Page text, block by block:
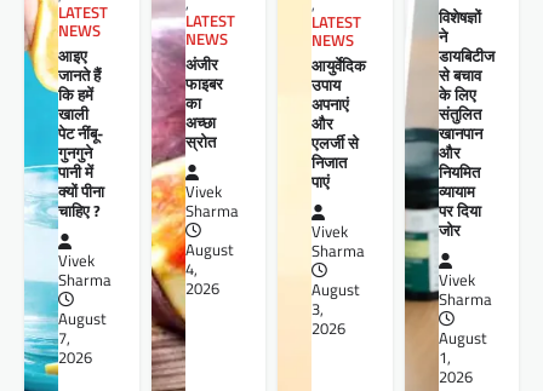
LATEST
NEWS
आइए
जानते हैं
कि हमें
खाली
पेट नींबू-
गुनगुने
पानी में
क्यों पीना
चाहिए ?
Vivek
Sharma
August
7,
2026
LATEST
NEWS
अंजीर
फाइबर
का
अच्छा
स्रोत
Vivek
Sharma
August
4,
2026
,
LATEST
NEWS
आयुर्वेदिक
उपाय
अपनाएं
और
एलर्जी से
निजात
पाएं
Vivek
Sharma
August
3,
2026
विशेषज्ञों
ने
डायबिटीज
से बचाव
के लिए
संतुलित
खानपान
और
नियमित
व्यायाम
पर दिया
जोर
Vivek
Sharma
August
1,
2026